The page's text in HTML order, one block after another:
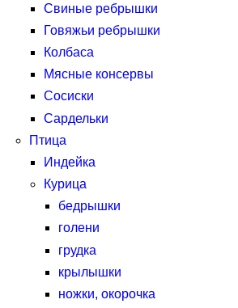
Свиные ребрышки
Говяжьи ребрышки
Колбаса
Мясные консервы
Сосиски
Сардельки
Птица
Индейка
Курица
бедрышки
голени
грудка
крылышки
ножки, окорочка